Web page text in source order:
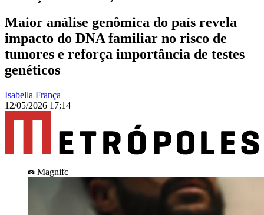
Maior análise genômica do país revela
impacto do DNA familiar no risco de
tumores e reforça importância de testes
genéticos
Isabella França
12/05/2026 17:14
Magnifc